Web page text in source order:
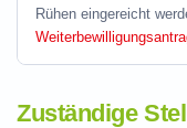
Rühen eingereicht
Zuständige